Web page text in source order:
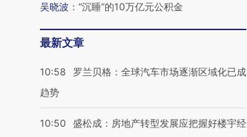
吴晓波 ： “沉睡”的10万亿元公积金
最新文章
10:58
罗兰贝格：全球汽车市场逐渐区域化已成
趋势
10:50
盛松成：房地产转型发展应把握好楼宇经